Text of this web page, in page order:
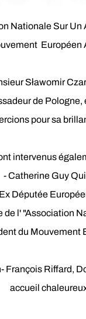
Nationale Sur Un
Européen
Sławomir
de Pologne,
pour sa
intervenus
- Catherine Guy
Ex Députée
de l' "Association
du Mouvement
François Riffard,
accueil